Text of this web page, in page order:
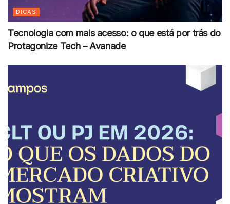
DICAS
Tecnologia com mais acesso: o que está por trás do
Protagonize Tech – Avanade